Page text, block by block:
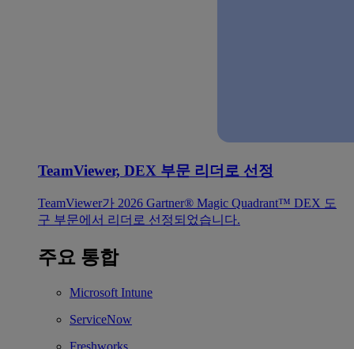
TeamViewer, DEX 부문 리더로 선정
TeamViewer가 2026 Gartner® Magic Quadrant™ DEX 도
구 부문에서 리더로 선정되었습니다.
주요 통합
Microsoft Intune
ServiceNow
Freshworks